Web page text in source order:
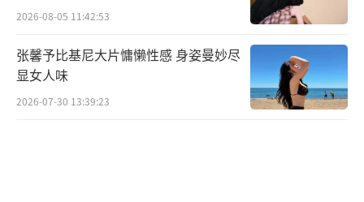
2026-08-05 11:42:53
张馨予比基尼大片慵懒性感 身姿曼妙尽
显女人味
2026-07-30 13:39:23